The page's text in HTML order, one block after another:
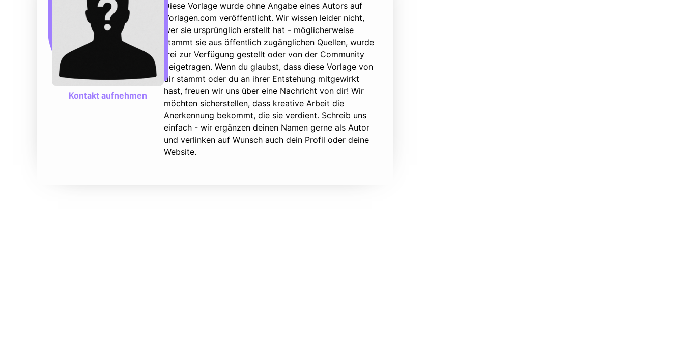
Kontakt aufnehmen
Diese Vorlage wurde ohne Angabe eines Autors auf
Vorlagen.com veröffentlicht. Wir wissen leider nicht,
wer sie ursprünglich erstellt hat - möglicherweise
stammt sie aus öffentlich zugänglichen Quellen, wurde
frei zur Verfügung gestellt oder von der Community
beigetragen. Wenn du glaubst, dass diese Vorlage von
dir stammt oder du an ihrer Entstehung mitgewirkt
hast, freuen wir uns über eine Nachricht von dir! Wir
möchten sicherstellen, dass kreative Arbeit die
Anerkennung bekommt, die sie verdient. Schreib uns
einfach - wir ergänzen deinen Namen gerne als Autor
und verlinken auf Wunsch auch dein Profil oder deine
Website.